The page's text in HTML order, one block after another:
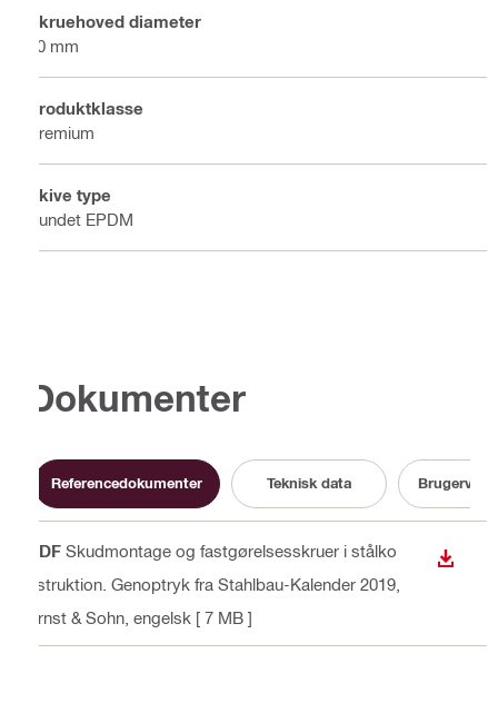
Skruehoved diameter
10 mm
Produktklasse
Premium
Skive type
Bundet EPDM
Dokumenter
Referencedokumenter Teknisk data
PDF Skudmontage og fastgørelsesskruer i stålko
nstruktion. Genoptryk fra Stahlbau-Kalender 2019,
Ernst & Sohn , engelsk [ 7 MB ]